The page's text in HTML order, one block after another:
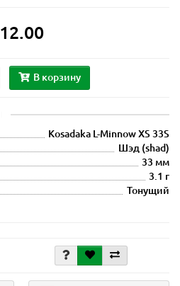
12.00
В корзину
Kosadaka L-Minnow XS 33S
Шэд (shad)
33 мм
3.1 г
Тонущий